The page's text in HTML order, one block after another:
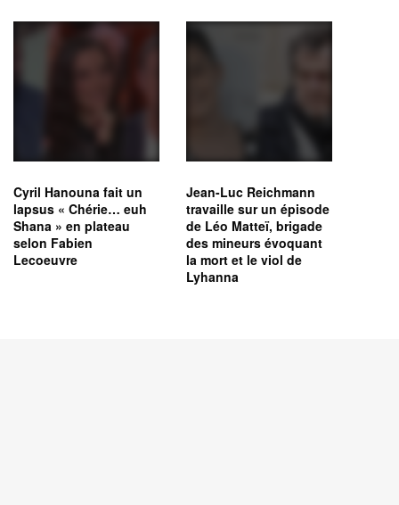
Cyril Hanouna fait un
lapsus « Chérie… euh
Shana » en plateau
selon Fabien
Lecoeuvre
Jean-Luc Reichmann
travaille sur un épisode
de Léo Matteï, brigade
des mineurs évoquant
la mort et le viol de
Lyhanna